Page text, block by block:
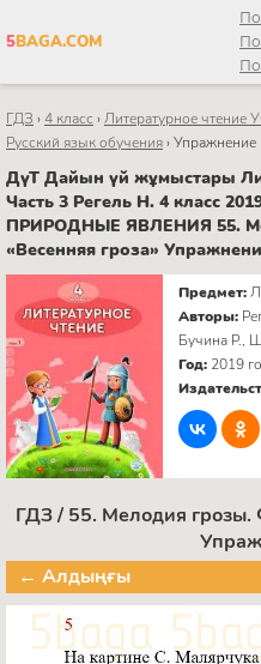
5BAGA.COM
ГДЗ ›4 класс ›Литературное чтение
Русский язык обучения›Упражнение
ДүТ Дайын үй жұмыстары
Часть 3 Регель Н. 4 класс
ПРИРОДНЫЕ ЯВЛЕНИЯ 55.
«Весенняя гроза»
Предмет:
Авторы:
Бучина Р.,
Год: 2019
ГДЗ / 55. Мелодия грозы.
← Алдыңғы